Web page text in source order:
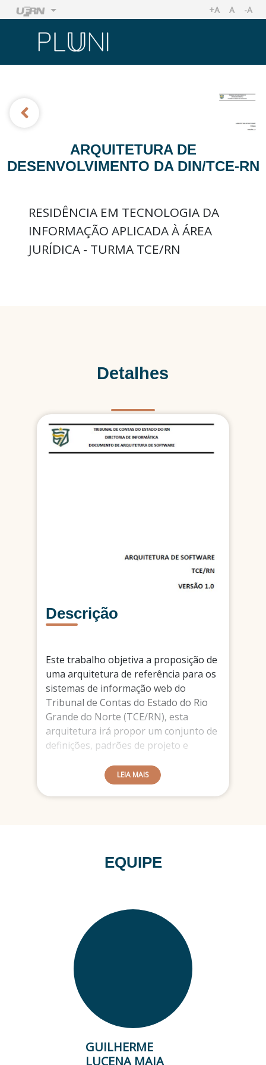
Ir
Ir
+AAUMENTAR
A -A
ARQUITETURA DE
DESENVOLVIMENTO DA DIN/TCE-RN
RESIDÊNCIA EM TECNOLOGIA DA
INFORMAÇÃO APLICADA À ÁREA
JURÍDICA - TURMA TCE/RN
Detalhes
Descrição
Este trabalho objetiva a proposição de
uma arquitetura de referência para os
sistemas de informação web do
Tribunal de Contas do Estado do Rio
Grande do Norte (TCE/RN), esta
arquitetura irá propor um conjunto de
definições, padrões de projeto e
para todos os sistemas de software
que se caracterizam como sistemas de
espera-se avançar em diversos pontos
que demandam atenção à Diretoria de
padronização dos projetos, ganhos em
escalabilidade, qualidade e,
consequentemente, em
manutenibilidade.
Por fim, este trabalho gerará como
fruto uma documentação que reunirá
as principais informações e definições
desta arquitetura de referência, o que
para o desenvolvimento de software
LEIA MAIS
EQUIPE
GUILHERME
LUCENA MAIA